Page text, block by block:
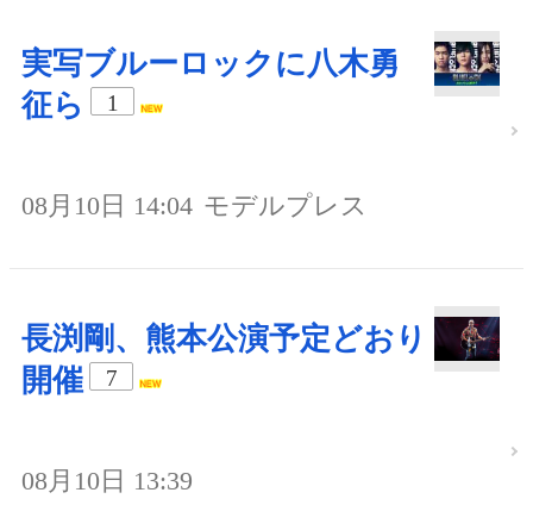
実写ブルーロックに八木勇
征ら
1
08月10日 14:04 モデルプレス
長渕剛、熊本公演予定どおり
開催
7
08月10日 13:39